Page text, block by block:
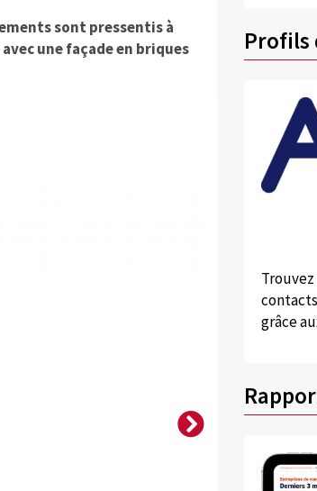
sont pressentis à
une façade en briques
Profils
grâce